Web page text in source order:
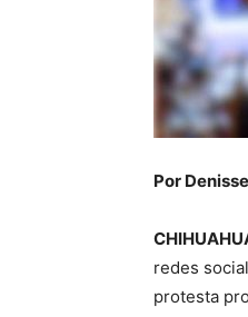
Por
redes
protesta